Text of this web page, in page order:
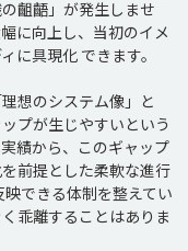
齟齬」が発生しませ
に向上し、当初のイメ
に具現化 できます。
想のシステム像」と
プが生じやすいという
績から、このギャップ
前提とした柔軟な進行
できる体制を整えてい
乖離することはありま